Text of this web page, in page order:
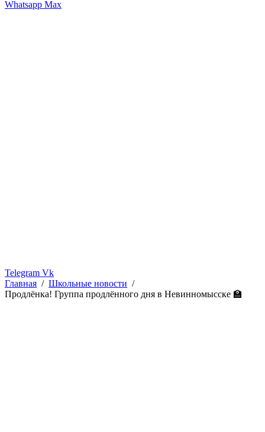
Whatsapp Мах
Telegram Vk
Главная
Школьные новости
Продлёнка! Группа продлённого дня в Невинномысске 🏫